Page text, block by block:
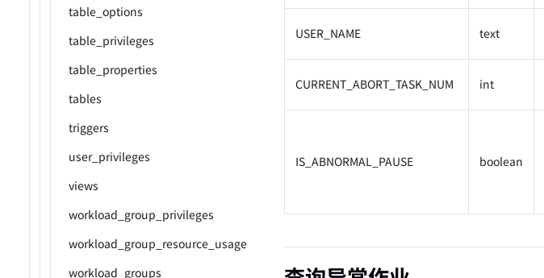
table_options
table_privileges
table_properties
tables
triggers
user_privileges
views
workload_group_privileges
workload_group_resource_usage
workload_groups
USER_NAME text
CURRENT_ABORT_TASK_NUM int
IS_ABNORMAL_PAUSE boolean